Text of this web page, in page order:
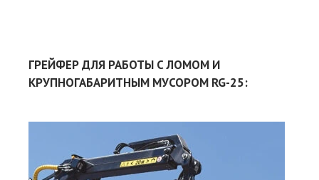
ГРЕЙФЕР ДЛЯ РАБОТЫ С ЛОМОМ И
КРУПНОГАБАРИТНЫМ МУСОРОМ RG-25: